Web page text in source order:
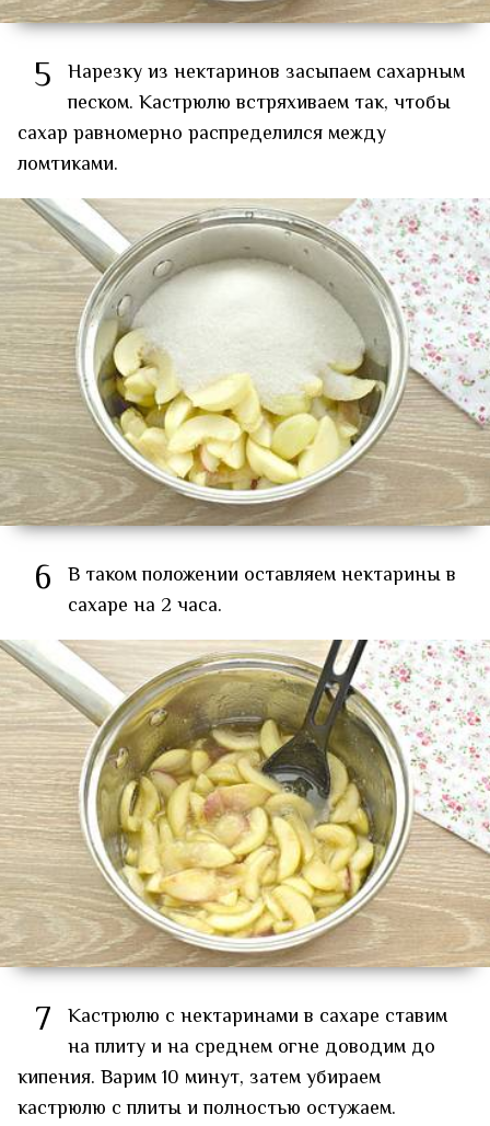
5 Нарезку из нектаринов засыпаем сахарным
песком. Кастрюлю встряхиваем так, чтобы
сахар равномерно распределился между
ломтиками.
6 В таком положении оставляем нектарины в
сахаре на 2 часа.
7 Кастрюлю с нектаринами в сахаре ставим
на плиту и на среднем огне доводим до
кипения. Варим 10 минут, затем убираем
кастрюлю с плиты и полностью остужаем.